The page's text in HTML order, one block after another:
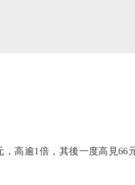
高逾1倍，其後一度高見66